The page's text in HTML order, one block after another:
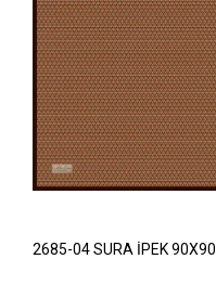
2685-04 SURA İPEK 90X90